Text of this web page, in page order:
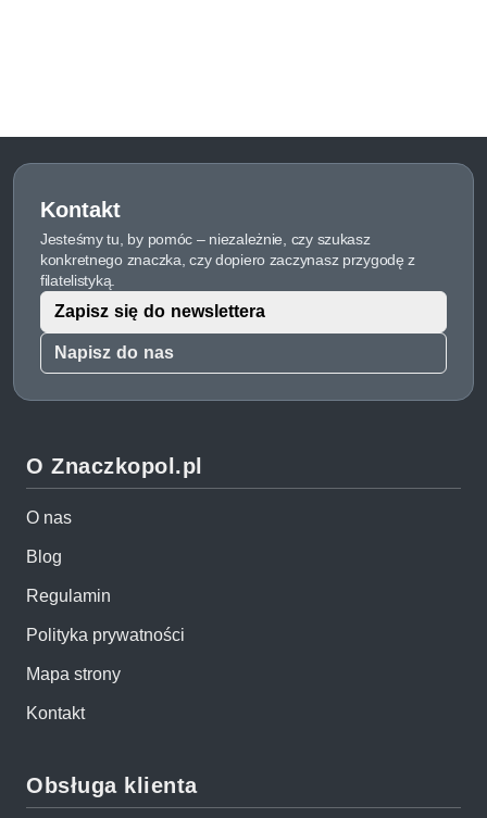
Kontakt
Jesteśmy tu, by pomóc – niezależnie, czy szukasz
konkretnego znaczka, czy dopiero zaczynasz przygodę z
filatelistyką.
Napisz do nas
Zapisz się do newslettera
O Znaczkopol.pl
O nas
Blog
Regulamin
Polityka prywatności
Mapa strony
Kontakt
Obsługa klienta